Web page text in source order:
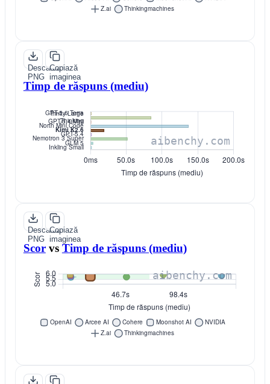
Descarcă
PNG
Copiază
imaginea
Timp de răspuns (mediu)
Descarcă
PNG
Copiază
imaginea
Scor vs Timp de răspuns (mediu)